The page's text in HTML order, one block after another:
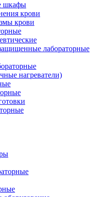
шкафы
крови
крови
лабораторные
нагреватели)